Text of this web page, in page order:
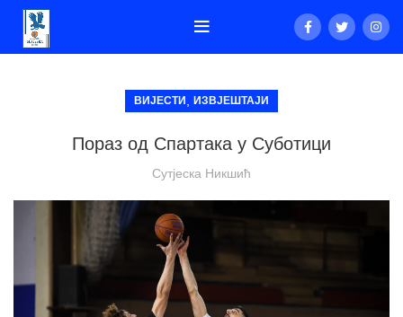
ВИЈЕСТИ ИЗВЈЕШТАЈИ
Пораз од Спартака у Суботици
Сутјеска Никшић